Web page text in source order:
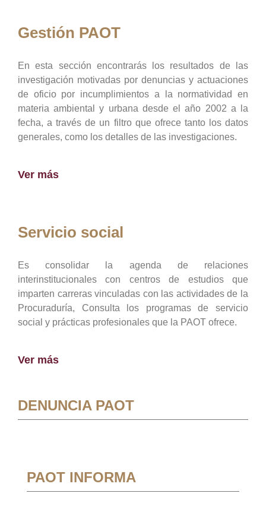
Gestión PAOT
En esta sección encontrarás los resultados de las
investigación motivadas por denuncias y actuaciones
de oficio por incumplimientos a la normatividad en
materia ambiental y urbana desde el año 2002 a la
fecha, a través de un filtro que ofrece tanto los datos
generales, como los detalles de las investigaciones.
Ver más
Servicio social
Es consolidar la agenda de relaciones
interinstitucionales con centros de estudios que
imparten carreras vinculadas con las actividades de la
Procuraduría, Consulta los programas de servicio
social y prácticas profesionales que la PAOT ofrece.
Ver más
DENUNCIA PAOT
PAOT INFORMA